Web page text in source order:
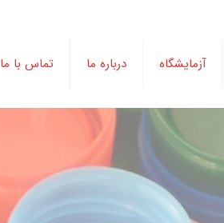
آزمایشگاه درباره ما تماس با ما